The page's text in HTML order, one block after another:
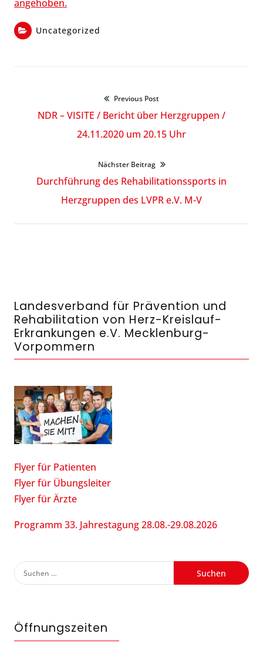
angehoben.
Uncategorized
Beitragsnavigation
Previous Post
Previous
NDR – VISITE / Bericht über Herzgruppen /
24.11.2020 um 20.15 Uhr
Nächster Beitrag
Next
Durchführung des Rehabilitationssports in
Herzgruppen des LVPR e.V. M-V
Landesverband für Prävention und
Rehabilitation von Herz-Kreislauf-
Erkrankungen e.V. Mecklenburg-
Vorpommern
Flyer für Patienten
Flyer für Übungsleiter
Flyer für Ärzte
Programm 33. Jahrestagung 28.08.-29.08.2026
Suchen
nach:
Öffnungszeiten